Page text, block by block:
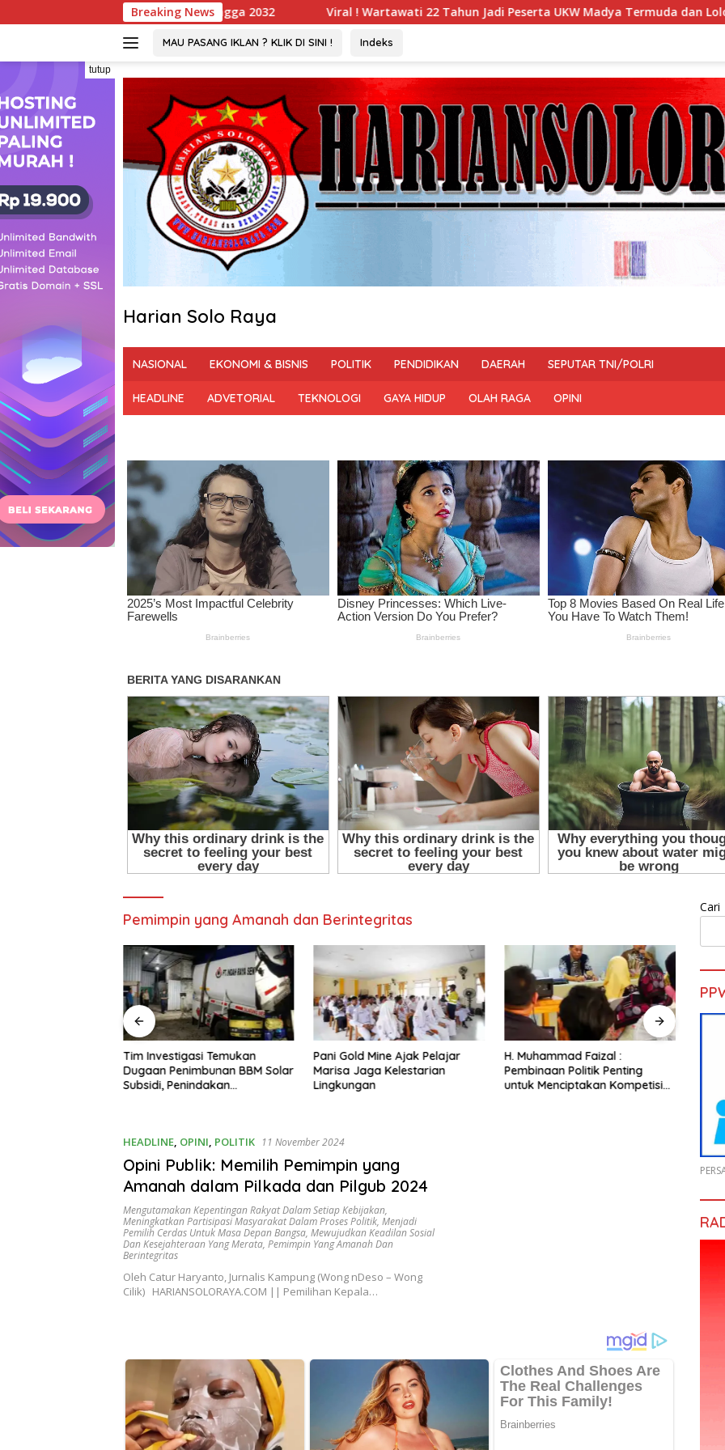
ke
Breaking News
Viral ! Wartawati 22 Tahun Jadi Peserta UKW Madya Termuda dan Lolos Kompeten, Buktikan
MAU PASANG IKLAN ? KLIK DI SINI ! Indeks
tutup
Harian Solo Raya
Tegas
Bermartabat
NASIONAL EKONOMI & BISNIS POLITIK PENDIDIKAN DAERAH SEPUTAR TNI/POLRI
HEADLINE ADVETORIAL TEKNOLOGI GAYA HIDUP OLAH RAGA OPINI
Pemimpin yang Amanah dan Berintegritas
Tim Investigasi Temukan
Dugaan Penimbunan BBM Solar
Subsidi, Penindakan
Pani Gold Mine Ajak Pelajar
Marisa Jaga Kelestarian
Lingkungan
H. Muhammad Faizal :
Pembinaan Politik Penting
untuk Menciptakan Kompetisi
HEADLINE, OPINI, POLITIK 11 November 2024
Opini Publik: Memilih Pemimpin yang
Amanah dalam Pilkada dan Pilgub 2024
Mengutamakan Kepentingan Rakyat Dalam Setiap Kebijakan,
Meningkatkan Partisipasi Masyarakat Dalam Proses Politik, Menjadi
Pemilih Cerdas Untuk Masa Depan Bangsa, Mewujudkan Keadilan Sosial
Dan Kesejahteraan Yang Merata, Pemimpin Yang Amanah Dan
Berintegritas
Oleh Catur Haryanto, Jurnalis Kampung (Wong nDeso – Wong
Cilik) HARIANSOLORAYA.COM || Pemilihan Kepala…
Cari